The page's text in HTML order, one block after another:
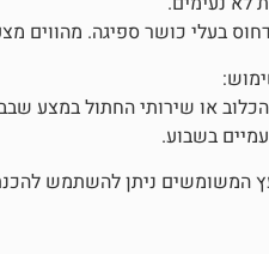
בעלי כושר ספיגה. מהווים
בשבוע.
המשומשים ניתן להשתמש